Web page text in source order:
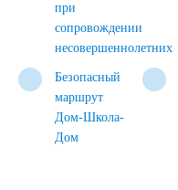
при
сопровождении
несовершеннолетних
Безопасный
маршрут
Дом-Школа-
Дом